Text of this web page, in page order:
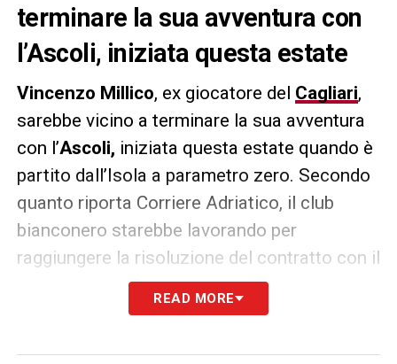
terminare la sua avventura con
l’Ascoli, iniziata questa estate
Vincenzo Millico, ex giocatore del Cagliari,
sarebbe vicino a terminare la sua avventura
con l’Ascoli, iniziata questa estate quando è
partito dall’Isola a parametro zero. Secondo
quanto riporta Corriere Adriatico, il club
bianconero starebbe lavorando per
raggiungere la risoluzione del contratto con il
READ MORE